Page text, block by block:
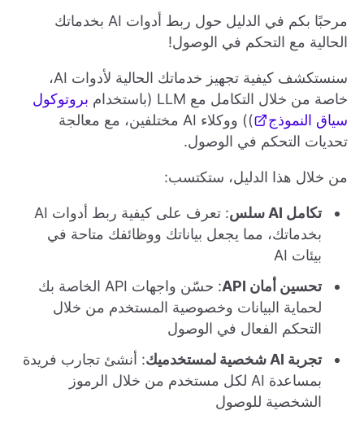
مرحبًا بكم في الدليل حول ربط أدوات AI بخدماتك
الحالية مع التحكم في الوصول!
سنستكشف كيفية تجهيز خدماتك الحالية لأدوات AI،
خاصة من خلال التكامل مع LLM (باستخدام
بروتوكول
سياق النموذج
)) ووكلاء AI مختلفين، مع معالجة
تحديات التحكم في الوصول.
من خلال هذا الدليل، ستكتسب:
تكامل AI سلس
: تعرف على كيفية ربط أدوات AI
بخدماتك، مما يجعل بياناتك ووظائفك متاحة في
بيئات AI
تحسين أمان API
: حسّن واجهات API الخاصة بك
لحماية البيانات وخصوصية المستخدم من خلال
التحكم الفعال في الوصول
تجربة AI شخصية لمستخدميك
: أنشئ تجارب فريدة
بمساعدة AI لكل مستخدم من خلال الرموز
الشخصية للوصول